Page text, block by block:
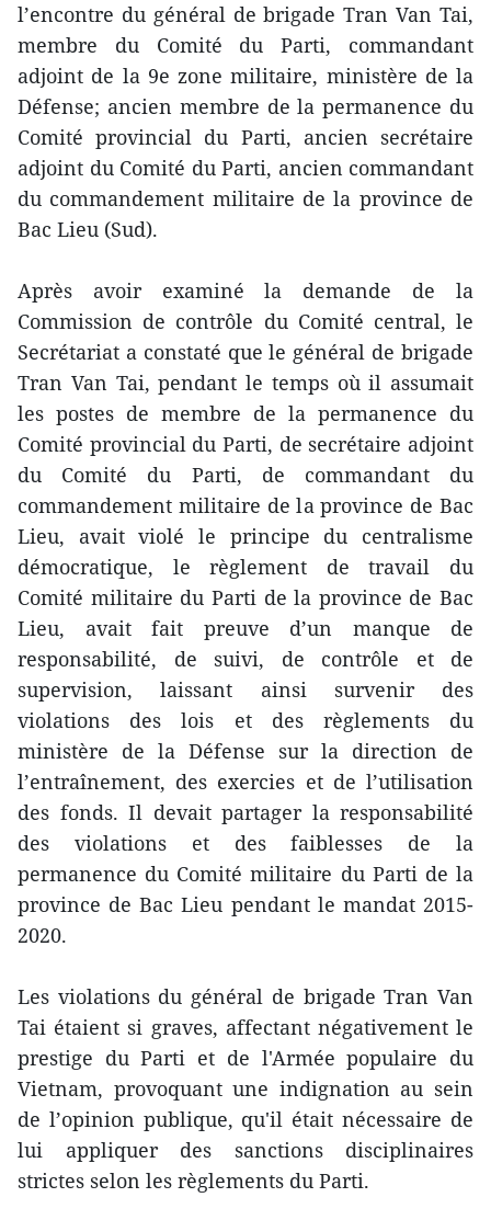
l’encontre du général de brigade Tran Van Tai,
membre du Comité du Parti, commandant
adjoint de la 9e zone militaire, ministère de la
Défense; ancien membre de la permanence du
Comité provincial du Parti, ancien secrétaire
adjoint du Comité du Parti, ancien commandant
du commandement militaire de la province de
Bac Lieu (Sud).
Après avoir examiné la demande de la
Commission de contrôle du Comité central, le
Secrétariat a constaté que le général de brigade
Tran Van Tai, pendant le temps où il assumait
les postes de membre de la permanence du
Comité provincial du Parti, de secrétaire adjoint
du Comité du Parti, de commandant du
commandement militaire de la province de Bac
Lieu, avait violé le principe du centralisme
démocratique, le règlement de travail du
Comité militaire du Parti de la province de Bac
Lieu, avait fait preuve d’un manque de
responsabilité, de suivi, de contrôle et de
supervision, laissant ainsi survenir des
violations des lois et des règlements du
ministère de la Défense sur la direction de
l’entraînement, des exercies et de l’utilisation
des fonds. Il devait partager la responsabilité
des violations et des faiblesses de la
permanence du Comité militaire du Parti de la
province de Bac Lieu pendant le mandat 2015-
2020.
Les violations du général de brigade Tran Van
Tai étaient si graves, affectant négativement le
prestige du Parti et de l'Armée populaire du
Vietnam, provoquant une indignation au sein
de l’opinion publique, qu'il était nécessaire de
lui appliquer des sanctions disciplinaires
strictes selon les règlements du Parti.